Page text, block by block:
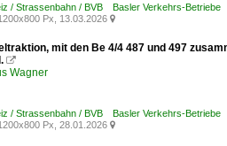
/ Strassenbahn / BVB Basler Verkehrs-
Px, 13.03.2026 
mit den Be 4/4 487 und 497

Wagner
/ Strassenbahn / BVB Basler Verkehrs-
Px, 28.01.2026 